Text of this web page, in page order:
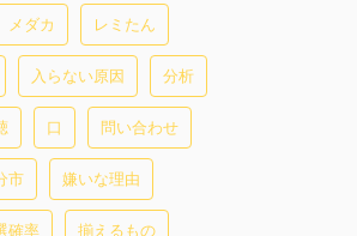
メダカ レミたん
入らない原因 分析
口 問い合わせ
市 嫌いな理由
確率 揃えるもの